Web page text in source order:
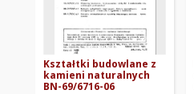
Kształtki budowlane z
kamieni naturalnych
BN-69/6716-06